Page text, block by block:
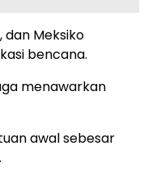
dan Meksiko
bencana.
menawarkan
awal sebesar